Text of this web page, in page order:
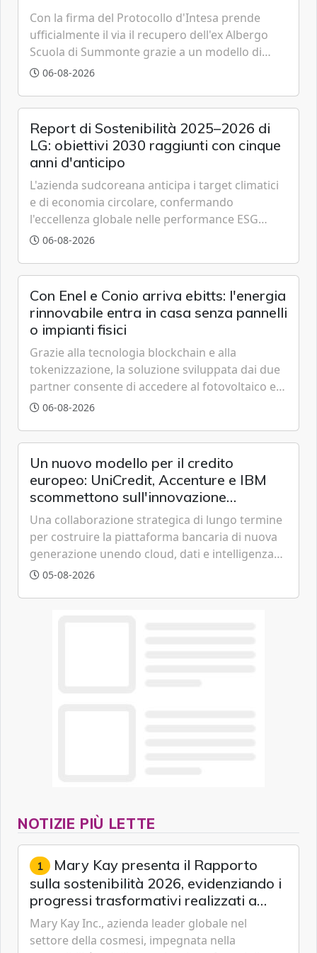
Con la firma del Protocollo d'Intesa prende
ufficialmente il via il recupero dell'ex Albergo
Scuola di Summonte grazie a un modello di
partenariato pubblico-privato e a una rete di
06-08-2026
Report di Sostenibilità 2025–2026 di
LG: obiettivi 2030 raggiunti con cinque
anni d'anticipo
L'azienda sudcoreana anticipa i target climatici
e di economia circolare, confermando
l'eccellenza globale nelle performance ESG
grazie a innovazione, accessibilità e governance
06-08-2026
Con Enel e Conio arriva ebitts: l'energia
rinnovabile entra in casa senza pannelli
o impianti fisici
Grazie alla tecnologia blockchain e alla
tokenizzazione, la soluzione sviluppata dai due
partner consente di accedere al fotovoltaico e
all'eolico ottenendo risparmi diretti in bolletta,
06-08-2026
Un nuovo modello per il credito
europeo: UniCredit, Accenture e IBM
scommettono sull'innovazione
tecnologica
Una collaborazione strategica di lungo termine
per costruire la piattaforma bancaria di nuova
generazione unendo cloud, dati e intelligenza
artificiale.
05-08-2026
NOTIZIE PIÙ LETTE
1 Mary Kay presenta il Rapporto
sulla sostenibilità 2026, evidenziando i
progressi trasformativi realizzati a
livello globale nelle sfere sociale,
economica e ambientale
Mary Kay Inc., azienda leader globale nel
settore della cosmesi, impegnata nella